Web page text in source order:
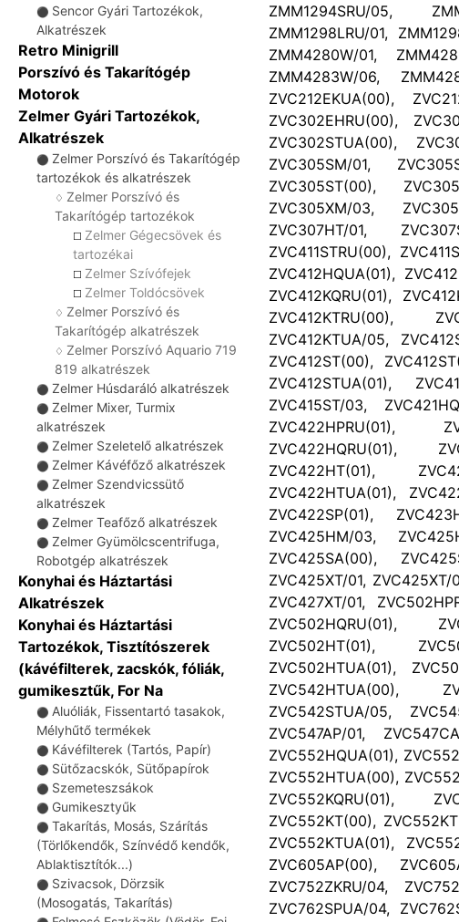
⚫ Sencor Gyári Tartozékok,
Alkatrészek
Retro Minigrill
Porszívó és Takarítógép
Motorok
Zelmer Gyári Tartozékok,
Alkatrészek
⚫ Zelmer Porszívó és Takarítógép
tartozékok és alkatrészek
♢ Zelmer Porszívó és
Takarítógép tartozékok
☐ Zelmer Gégecsövek és
tartozékai
☐ Zelmer Szívófejek
☐ Zelmer Toldócsövek
♢ Zelmer Porszívó és
Takarítógép alkatrészek
♢ Zelmer Porszívó Aquario 719
819 alkatrészek
⚫ Zelmer Húsdaráló alkatrészek
⚫ Zelmer Mixer, Turmix
alkatrészek
⚫ Zelmer Szeletelő alkatrészek
⚫ Zelmer Kávéfőző alkatrészek
⚫ Zelmer Szendvicssütő
alkatrészek
⚫ Zelmer Teafőző alkatrészek
⚫ Zelmer Gyümölcscentrifuga,
Robotgép alkatrészek
Konyhai és Háztartási
Alkatrészek
Konyhai és Háztartási
Tartozékok, Tisztítószerek
(kávéfilterek, zacskók, fóliák,
gumikesztűk, For Na
⚫ Aluóliák, Fissentartó tasakok,
Mélyhűtő termékek
⚫ Kávéfilterek (Tartós, Papír)
⚫ Sütőzacskók, Sütőpapírok
⚫ Szemeteszsákok
⚫ Gumikesztyűk
⚫ Takarítás, Mosás, Szárítás
(Törlőkendők, Színvédő kendők,
Ablaktisztítók...)
⚫ Szivacsok, Dörzsik
(Mosogatás, Takarítás)
ZMM1294SRU/05,
ZMM1298LRU/01,
ZMM4280W/01,
ZMM4283W/06,
ZVC212EKUA(00),
ZVC302EHRU(00),
ZVC302STUA(00),
ZVC305SM/01,
ZVC305ST(00),
ZVC305XM/03,
ZVC307HT/01,
ZVC411STRU(00),
ZVC412HQUA(01),
ZVC412KQRU(01),
ZVC412KTRU(00),
ZVC412KTUA/05,
ZVC412ST(00),
ZVC412STUA(01),
ZVC415ST/03,
ZVC422HPRU(01),
ZVC422HQRU(01),
ZVC422HT(01),
ZVC422HTUA(01),
ZVC422SP(01),
ZVC425HM/03,
ZVC425SA(00),
ZVC425XT/01,
ZVC427XT/01,
ZVC502HQRU(01),
ZVC502HT(01),
ZVC502HTUA(01),
ZVC542HTUA(00),
ZVC542STUA/05,
ZVC547AP/01,
ZVC552HQUA(01),
ZVC552HTUA(00),
ZVC552KQRU(01),
ZVC552KT(00),
ZVC552KTUA(01),
ZVC605AP(00),
ZVC752ZKRU/04,
ZVC762SPUA/04,